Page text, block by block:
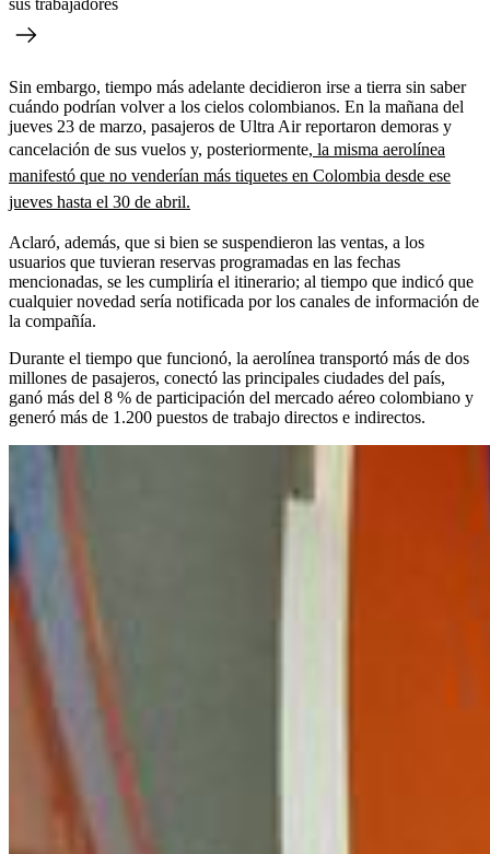
Sin embargo, tiempo más adelante decidieron irse a tierra sin saber
cuándo podrían volver a los cielos colombianos. En la mañana del
jueves 23 de marzo, pasajeros de Ultra Air reportaron demoras y
cancelación de sus vuelos y, posteriormente, la misma aerolínea
manifestó que no venderían más tiquetes en Colombia desde ese
jueves hasta el 30 de abril.
Aclaró, además, que si bien se suspendieron las ventas, a los
usuarios que tuvieran reservas programadas en las fechas
mencionadas, se les cumpliría el itinerario; al tiempo que indicó que
cualquier novedad sería notificada por los canales de información de
la compañía.
Durante el tiempo que funcionó, la aerolínea transportó más de dos
millones de pasajeros, conectó las principales ciudades del país,
ganó más del 8 % de participación del mercado aéreo colombiano y
generó más de 1.200 puestos de trabajo directos e indirectos.